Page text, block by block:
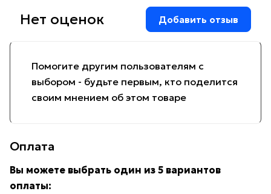
Помогите другим пользователям с
выбором - будьте первым, кто поделится
своим мнением об этом товаре
Нет оценок Добавить отзыв
Оплата
Вы можете выбрать один из 5 вариантов
оплаты: